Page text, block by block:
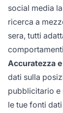
social media
ricerca a
sera, tutti
Accuratezza
dati sulla
pubblicitario e
le tue fonti